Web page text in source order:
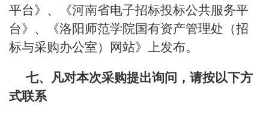
平台》、《河南省电子招标投标公共服务平
台》、《洛阳师范学院国有资产管理处（招
标与采购办公室）网站》上发布。
七、凡对本次采购提出询问，请按以下方
式联系